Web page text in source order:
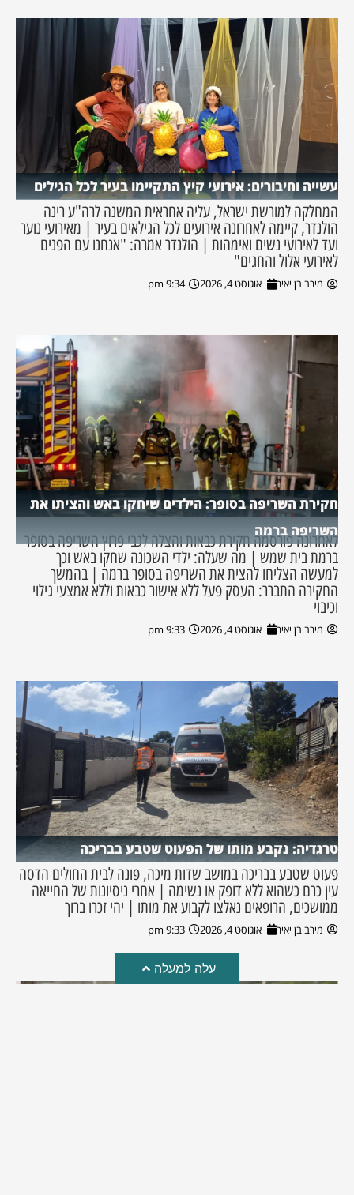
עשייה וחיבורים: אירועי קיץ התקיימו בעיר לכל הגילים
המחלקה למורשת ישראל, עליה אחראית המשנה לרה"ע רינה
הולנדר, קיימה לאחרונה אירועים לכל הגילאים בעיר | מאירועי נוער
ועד לאירועי נשים ואימהות | הולנדר אמרה: "אנחנו עם הפנים
לאירועי אלול והחגים"
מירב בן יאיר אוגוסט 4, 2026 9:34 pm
חקירת השריפה בסופר: הילדים שיחקו באש והציתו את
השריפה ברמה
לאחרונה פורסמה חקירת כבאות והצלה לגבי פרוץ השריפה בסופר
ברמת בית שמש | מה שעלה: ילדי השכונה שחקו באש וכך
למעשה הצליחו להצית את השריפה בסופר ברמה | בהמשך
החקירה התברר: העסק פעל ללא אישור כבאות וללא אמצעי גילוי
וכיבוי
מירב בן יאיר אוגוסט 4, 2026 9:33 pm
טרגדיה: נקבע מותו של הפעוט שטבע בבריכה
פעוט שטבע בבריכה במושב שדות מיכה, פונה לבית החולים הדסה
עין כרם כשהוא ללא דופק או נשימה | אחרי ניסיונות של החייאה
ממושכים, הרופאים נאלצו לקבוע את מותו | יהי זכרו ברוך
מירב בן יאיר אוגוסט 4, 2026 9:33 pm
עלה למעלה